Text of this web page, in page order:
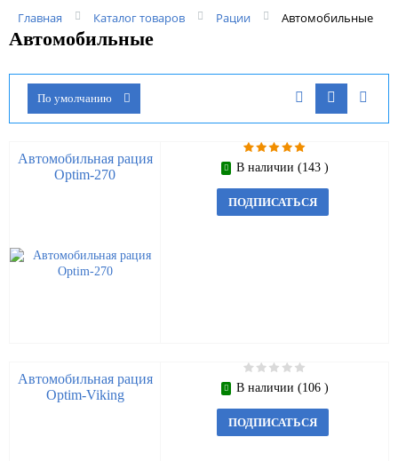
Главная Каталог товаров Рации Автомобильные
Автомобильные
По умолчанию
Автомобильная рация
Optim-270
В наличии (143 )
ПОДПИСАТЬСЯ
Автомобильная рация
Optim-Viking
В наличии (106 )
ПОДПИСАТЬСЯ